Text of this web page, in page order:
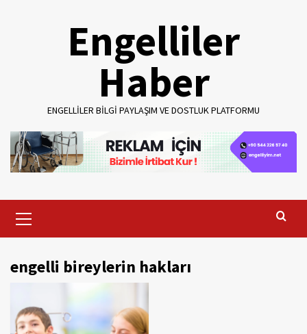
Engelliler
Haber
ENGELLILER BILGI PAYLAŞIM VE DOSTLUK PLATFORMU
Menu
engelli bireylerin hakları